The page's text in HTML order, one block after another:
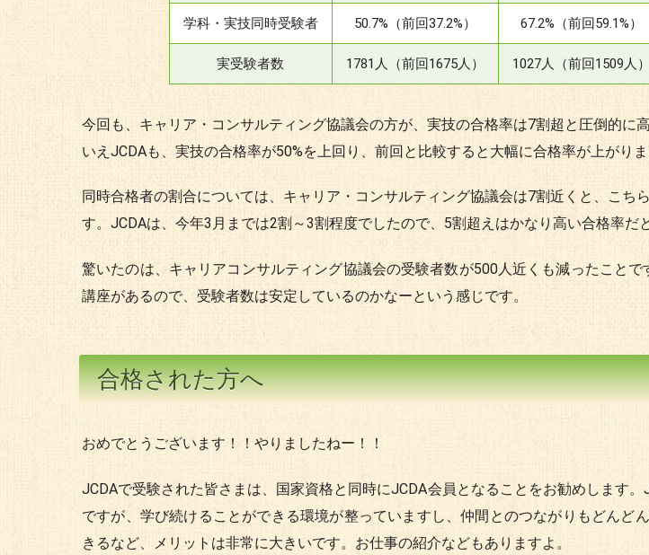
学科・実技同時受験者 50.7%（前回37.2%） 67.2%（前回59.1%）
実受験者数 1781人（前回1675人） 1027人（前回1509人）
今回も、キャリア・コンサルティング協議会の方が、実技の合格率は7割超と圧倒的に
いえJCDAも、実技の合格率が50%を上回り、前回と比較すると大幅に合格率が上がりま
同時合格者の割合については、キャリア・コンサルティング協議会は7割近くと、こち
す。JCDAは、今年3月までは2割～3割程度でしたので、5割超えはかなり高い合格率だ
驚いたのは、キャリアコンサルティング協議会の受験者数が500人近くも減ったことで
講座があるので、受験者数は安定しているのかなーという感じです。
合格された方へ
おめでとうございます！！やりましたねー！！
JCDAで受験された皆さまは、国家資格と同時にJCDA会員となることをお勧めします。
ですが、学び続けることができる環境が整っていますし、仲間とのつながりもどんど
きるなど、メリットは非常に大きいです。お仕事の紹介などもありますよ。